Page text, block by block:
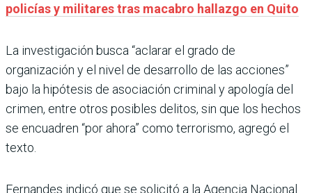
policías y militares tras macabro hallazgo en Quito
La investigación busca “aclarar el grado de
organización y el nivel de desarrollo de las acciones”
bajo la hipótesis de asociación criminal y apología del
crimen, entre otros posibles delitos, sin que los hechos
se encuadren “por ahora” como terrorismo, agregó el
texto.
Fernandes indicó que se solicitó a la Agencia Nacional